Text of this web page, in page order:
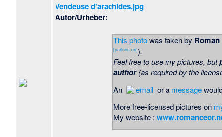
Vendeuse d'arachides.jpg
Autor/Urheber:
This photowas taken by
[parlons-en]).
Feel free to use my pictures, but
author(as required by the
An
email or a message
More free-licensed pictures on
My website :